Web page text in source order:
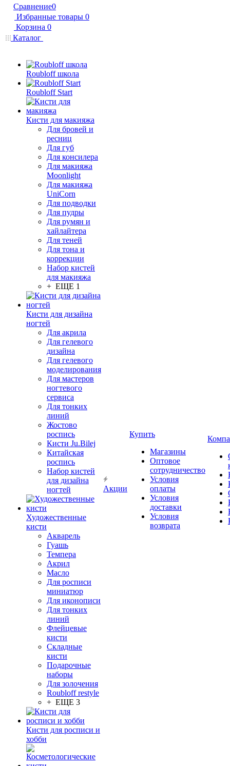
Сравнение0
Избранные товары 0
Корзина 0
Каталог
Roubloff школа
Roubloff Start
Кисти для макияжа
Для бровей и
ресниц
Для губ
Для консилера
Для макияжа
Moonlight
Для макияжа
UniCorn
Для подводки
Для пудры
Для румян и
хайлайтера
Для теней
Для тона и
коррекции
Набор кистей
для макияжа
+ ЕЩЕ 1
Кисти для дизайна
ногтей
Для акрила
Для гелевого
дизайна
Для гелевого
моделирования
Для мастеров
ногтевого
сервиса
Для тонких
линий
Жостово
роспись
Кисти Ju.Bilej
Китайская
роспись
Набор кистей
для дизайна
ногтей
Художественные
кисти
Акварель
Гуашь
Темпера
Акрил
Масло
Для росписи
миниатюр
Для иконописи
Для тонких
линий
Флейцевые
кисти
Складные
кисти
Подарочные
наборы
Для золочения
Roubloff restyle
+ ЕЩЕ 3
Кисти для росписи и
хобби
Акции
Купить
Магазины
Оптовое
сотрудничество
Условия
оплаты
Условия
доставки
Условия
возврата